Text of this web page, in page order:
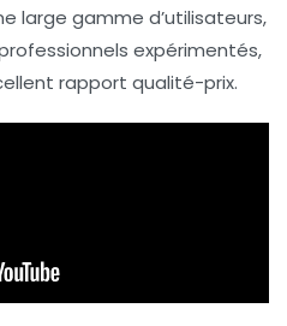
large gamme d’utilisateurs,
expérimentés,
rapport qualité-prix.